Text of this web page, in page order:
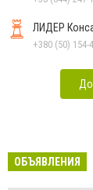
ЛИДЕР
ОБЪЯВЛЕНИЯ